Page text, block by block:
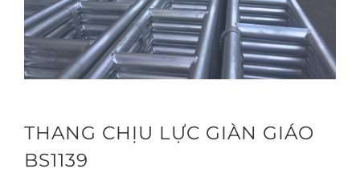
THANG CHỊU LỰC GIÀN GIÁO
BS1139